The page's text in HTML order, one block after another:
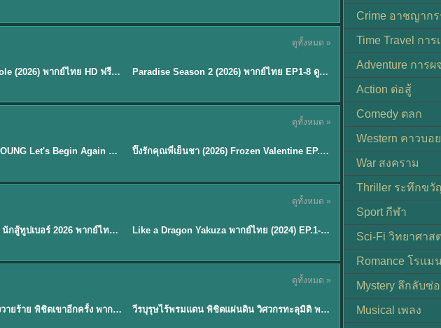
ดูทั้งหมด »
EP.9ดูซีรี่ย์ Detective Hole (2026) พากย์ไทย HD ฟรี อัปเดตล่าสุด Netflix EP.8Paradise Season 2 (2026) พากย์ไทย EP1-8 ดูซีรี่ย์ฝรั่ง HD ครบทุกตอน
ดูทั้งหมด »
รักได้หรือ (2026) YOUNG Let's Begin Again พากย์ไทย EP.1-19 ★8 ปิ๊งรักคุณพี่เย็นชา (2026) Frozen Valentine EP.1-10 (จบ)
ดูทั้งหมด »
EP.6ซีรี่ย์ญี่ปุ่น Viral Hit นักสู้ทูปเบอร์ 2026 พากย์ไทย EP.1-6 ★7 EP.6Like a Dragon Yakuza พากย์ไทย (2024) EP.1-6 (จบ)
ดูทั้งหมด »
EP.1รักแรกที่ลาจากของวายร้าย พิชิตเขาอีกครั้ง พากย์ไทย EP.1วีรบุรุษไร้พรมแดน พิชิตแผ่นดิน วิศวกรทะลุมิติ พลิกแผ่นดิน
Crime อาชญาก
Time Travel กา
Adventure การ
Action ต่อสู้
Comedy ตลก
Western คาวบอ
War สงคราม
Thriller ระทึกขวั
Sport กีฬา
Sci-Fi วิทยาศาส
Romance โรแม
Mystery ลึกลับซ่
Musical เพลง